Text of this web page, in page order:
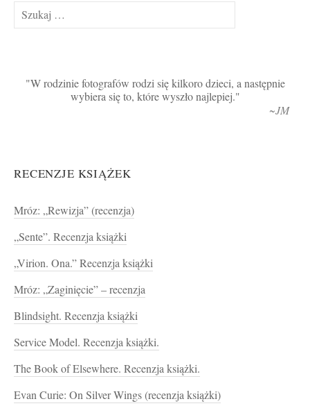
Szukaj:
W rodzinie fotografów rodzi się kilkoro dzieci, a następnie
wybiera się to, które wyszło najlepiej.
~JM
RECENZJE KSIĄŻEK
Mróz: „Rewizja” (recenzja)
„Sente”. Recenzja książki
„Virion. Ona.” Recenzja książki
Mróz: „Zaginięcie” – recenzja
Blindsight. Recenzja książki
Service Model. Recenzja książki.
The Book of Elsewhere. Recenzja książki.
Evan Curie: On Silver Wings (recenzja książki)